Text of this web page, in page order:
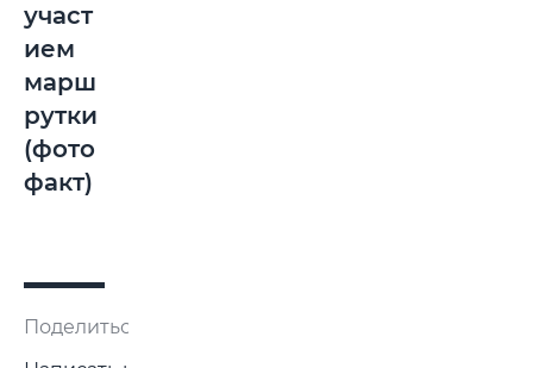
участ
ием
марш
рутки
(фото
факт)
Поделиться: